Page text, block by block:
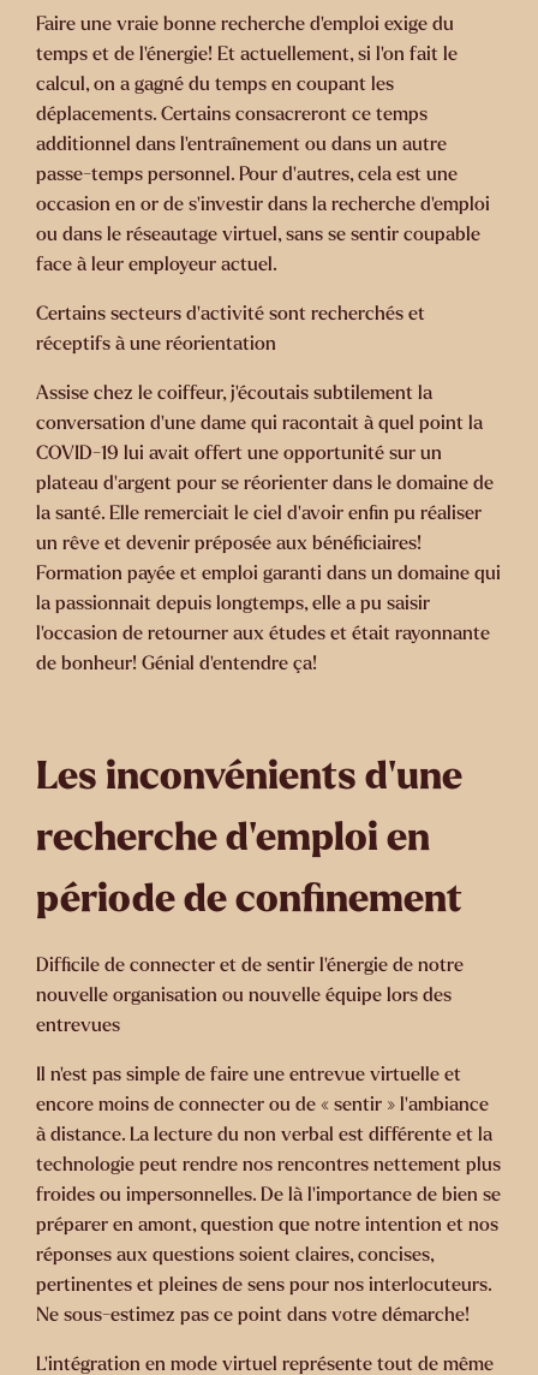
Faire une vraie bonne recherche d’emploi exige du
temps et de l’énergie! Et actuellement, si l’on fait le
calcul, on a gagné du temps en coupant les
déplacements. Certains consacreront ce temps
additionnel dans l’entraînement ou dans un autre
passe-temps personnel. Pour d’autres, cela est une
occasion en or de s’investir dans la recherche d’emploi
ou dans le réseautage virtuel, sans se sentir coupable
face à leur employeur actuel.
Certains secteurs d’activité sont recherchés et
réceptifs à une réorientation
Assise chez le coiffeur, j’écoutais subtilement la
conversation d’une dame qui racontait à quel point la
COVID-19 lui avait offert une opportunité sur un
plateau d’argent pour se réorienter dans le domaine de
la santé. Elle remerciait le ciel d’avoir enfin pu réaliser
un rêve et devenir préposée aux bénéficiaires!
Formation payée et emploi garanti dans un domaine qui
la passionnait depuis longtemps, elle a pu saisir
l’occasion de retourner aux études et était rayonnante
de bonheur! Génial d’entendre ça!
Les inconvénients d’une
recherche d’emploi en
période de confinement
Difficile de connecter et de sentir l’énergie de notre
nouvelle organisation ou nouvelle équipe lors des
entrevues
Il n’est pas simple de faire une entrevue virtuelle et
encore moins de connecter ou de « sentir » l’ambiance
à distance. La lecture du non verbal est différente et la
technologie peut rendre nos rencontres nettement plus
froides ou impersonnelles. De là l’importance de bien se
préparer en amont, question que notre intention et nos
réponses aux questions soient claires, concises,
pertinentes et pleines de sens pour nos interlocuteurs.
Ne sous-estimez pas ce point dans votre démarche!
L’intégration en mode virtuel représente tout de même